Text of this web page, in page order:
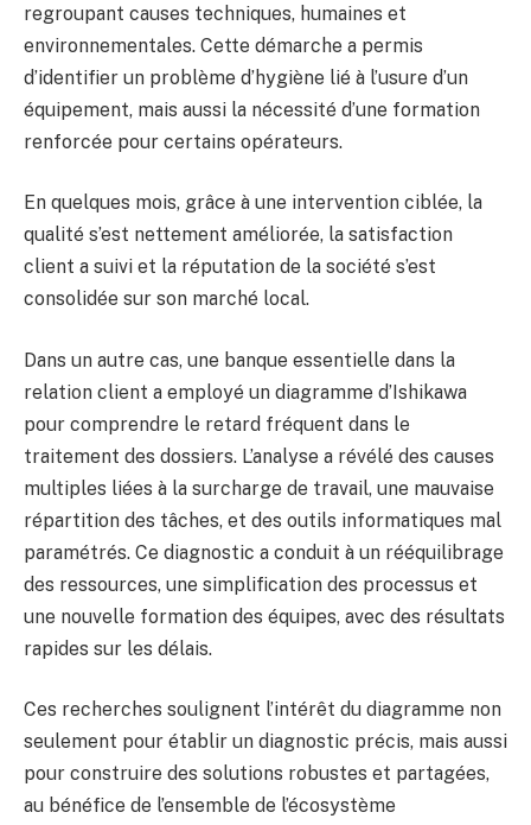
regroupant causes techniques, humaines et
environnementales. Cette démarche a permis
d’identifier un problème d’hygiène lié à l’usure d’un
équipement, mais aussi la nécessité d’une formation
renforcée pour certains opérateurs.
En quelques mois, grâce à une intervention ciblée, la
qualité s’est nettement améliorée, la satisfaction
client a suivi et la réputation de la société s’est
consolidée sur son marché local.
Dans un autre cas, une banque essentielle dans la
relation client a employé un diagramme d’Ishikawa
pour comprendre le retard fréquent dans le
traitement des dossiers. L’analyse a révélé des causes
multiples liées à la surcharge de travail, une mauvaise
répartition des tâches, et des outils informatiques mal
paramétrés. Ce diagnostic a conduit à un rééquilibrage
des ressources, une simplification des processus et
une nouvelle formation des équipes, avec des résultats
rapides sur les délais.
Ces recherches soulignent l’intérêt du diagramme non
seulement pour établir un diagnostic précis, mais aussi
pour construire des solutions robustes et partagées,
au bénéfice de l’ensemble de l’écosystème